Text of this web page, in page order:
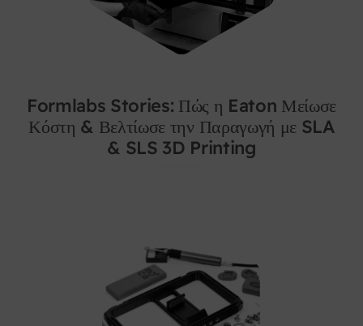
Formlabs Stories: Πώς η Eaton Μείωσε
Κόστη & Βελτίωσε την Παραγωγή με SLA
& SLS 3D Printing